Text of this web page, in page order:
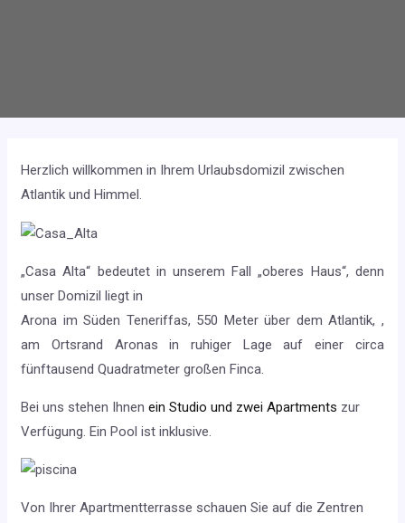
Herzlich willkommen in Ihrem Urlaubsdomizil zwischen
Atlantik und Himmel.
„Casa Alta“ bedeutet in unserem Fall „oberes Haus“, denn
unser Domizil liegt in
Arona im Süden Teneriffas, 550 Meter über dem Atlantik, ,
am Ortsrand Aronas in ruhiger Lage auf einer circa
fünftausend Quadratmeter großen Finca.
Bei uns stehen Ihnenein Studio und zwei Apartments zur
Verfügung. Ein Pool ist inklusive.
Von Ihrer Apartmentterrasse schauen Sie auf die Zentren